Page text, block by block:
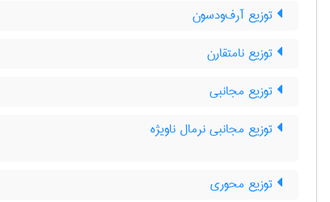
توزیع آرف‌ودسون
توزیع نامتقارن
توزیع مجانبی
توزیع مجانبی نرمال ناویژه
توزیع محوری